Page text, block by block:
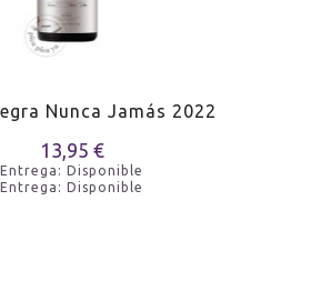
Nunca Jamás 2022
13,95 €
Entrega: Disponible
Entrega: Disponible